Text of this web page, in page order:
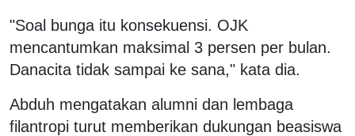
"Soal bunga itu konsekuensi. OJK
mencantumkan maksimal 3 persen per bulan.
Danacita tidak sampai ke sana," kata dia.
Abduh mengatakan alumni dan lembaga
filantropi turut memberikan dukungan beasiswa